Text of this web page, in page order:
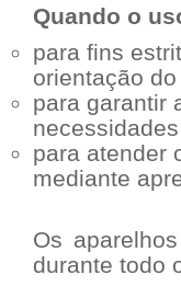
Quando o
para fins
orientação
para garantir
para atender
mediante
Os
durante todo